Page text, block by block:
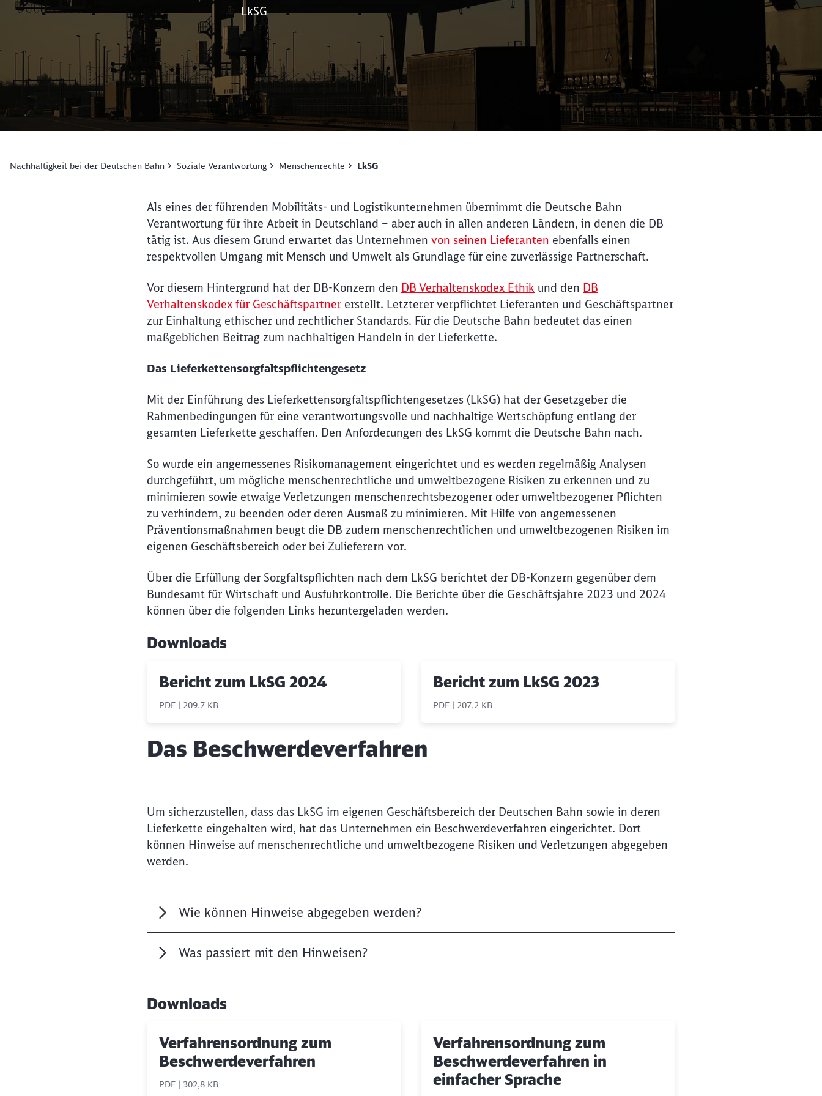
LkSG
Nachhaltigkeit bei der Deutschen Bahn Soziale Verantwortung Menschenrechte LkSG
Als eines der führenden Mobilitäts- und Logistikunternehmen übernimmt die Deutsche Bahn
Verantwortung für ihre Arbeit in Deutschland – aber auch in allen anderen Ländern, in denen die DB
tätig ist. Aus diesem Grund erwartet das Unternehmen von seinen Lieferanten ebenfalls einen
respektvollen Umgang mit Mensch und Umwelt als Grundlage für eine zuverlässige Partnerschaft.
Vor diesem Hintergrund hat der DB-Konzern den DB Verhaltenskodex Ethik und den DB
Verhaltenskodex für Geschäftspartner erstellt. Letzterer verpflichtet Lieferanten und Geschäftspartner
zur Einhaltung ethischer und rechtlicher Standards. Für die Deutsche Bahn bedeutet das einen
maßgeblichen Beitrag zum nachhaltigen Handeln in der Lieferkette.
Das Lieferkettensorgfaltspflichtengesetz
Mit der Einführung des Lieferkettensorgfaltspflichtengesetzes (LkSG) hat der Gesetzgeber die
Rahmenbedingungen für eine verantwortungsvolle und nachhaltige Wertschöpfung entlang der
gesamten Lieferkette geschaffen. Den Anforderungen des LkSG kommt die Deutsche Bahn nach.
So wurde ein angemessenes Risikomanagement eingerichtet und es werden regelmäßig Analysen
durchgeführt, um mögliche menschenrechtliche und umweltbezogene Risiken zu erkennen und zu
minimieren sowie etwaige Verletzungen menschenrechtsbezogener oder umweltbezogener Pflichten
zu verhindern, zu beenden oder deren Ausmaß zu minimieren. Mit Hilfe von angemessenen
Präventionsmaßnahmen beugt die DB zudem menschenrechtlichen und umweltbezogenen Risiken im
eigenen Geschäftsbereich oder bei Zulieferern vor.
Über die Erfüllung der Sorgfaltspflichten nach dem LkSG berichtet der DB-Konzern gegenüber dem
Bundesamt für Wirtschaft und Ausfuhrkontrolle. Die Berichte über die Geschäftsjahre 2023 und 2024
können über die folgenden Links heruntergeladen werden.
Downloads
Bericht zum LkSG 2024
PDF | 209,7 KB
Bericht zum LkSG 2023
PDF | 207,2 KB
Das Beschwerdeverfahren
Um sicherzustellen, dass das LkSG im eigenen Geschäftsbereich der Deutschen Bahn sowie in deren
Lieferkette eingehalten wird, hat das Unternehmen ein Beschwerdeverfahren eingerichtet. Dort
können Hinweise auf menschenrechtliche und umweltbezogene Risiken und Verletzungen abgegeben
werden.
Wie können Hinweise abgegeben werden?
Was passiert mit den Hinweisen?
Downloads
Verfahrensordnung zum
Beschwerdeverfahren
PDF | 302,8 KB
Verfahrensordnung zum
Beschwerdeverfahren in
einfacher Sprache
Schließen
Möchten Sie zu
Abbrechen Weiter